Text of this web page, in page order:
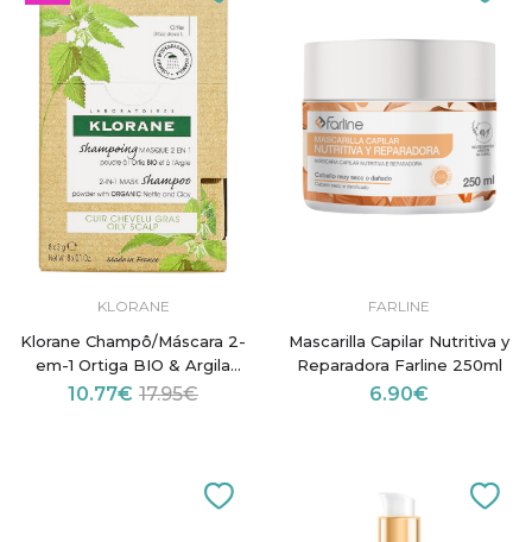
KLORANE
Klorane Champô/Máscara 2-
em-1 Ortiga BIO & Argila
8x3g
10.77€ 17.95€
FARLINE
Mascarilla Capilar Nutritiva y
Reparadora Farline 250ml
6.90€